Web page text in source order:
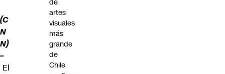
(C
N
N)
–
El
de
artes
visuales
más
grande
de
Chile